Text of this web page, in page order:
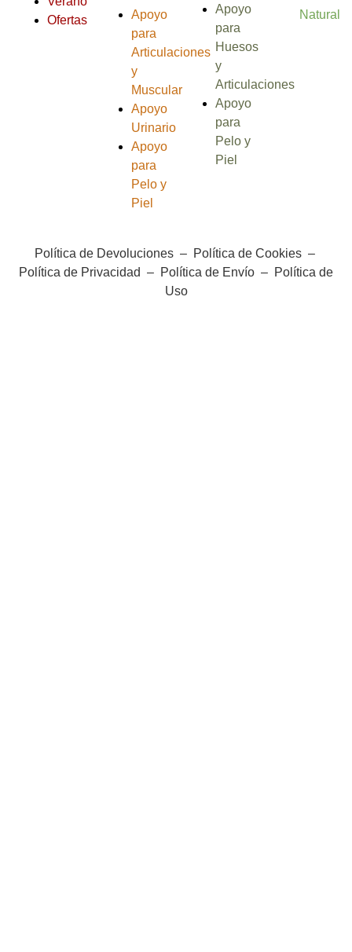
Ofertas
Apoyo
para
Articulaciones
y
Muscular
Apoyo
Urinario
Apoyo
para
Pelo y
Piel
Apoyo
para
Huesos
y
Articulaciones
Apoyo
para
Pelo y
Piel
Natural
Política de Devoluciones– Política de Cookies–
Política de Privacidad – Política de Envío – Política de
Uso